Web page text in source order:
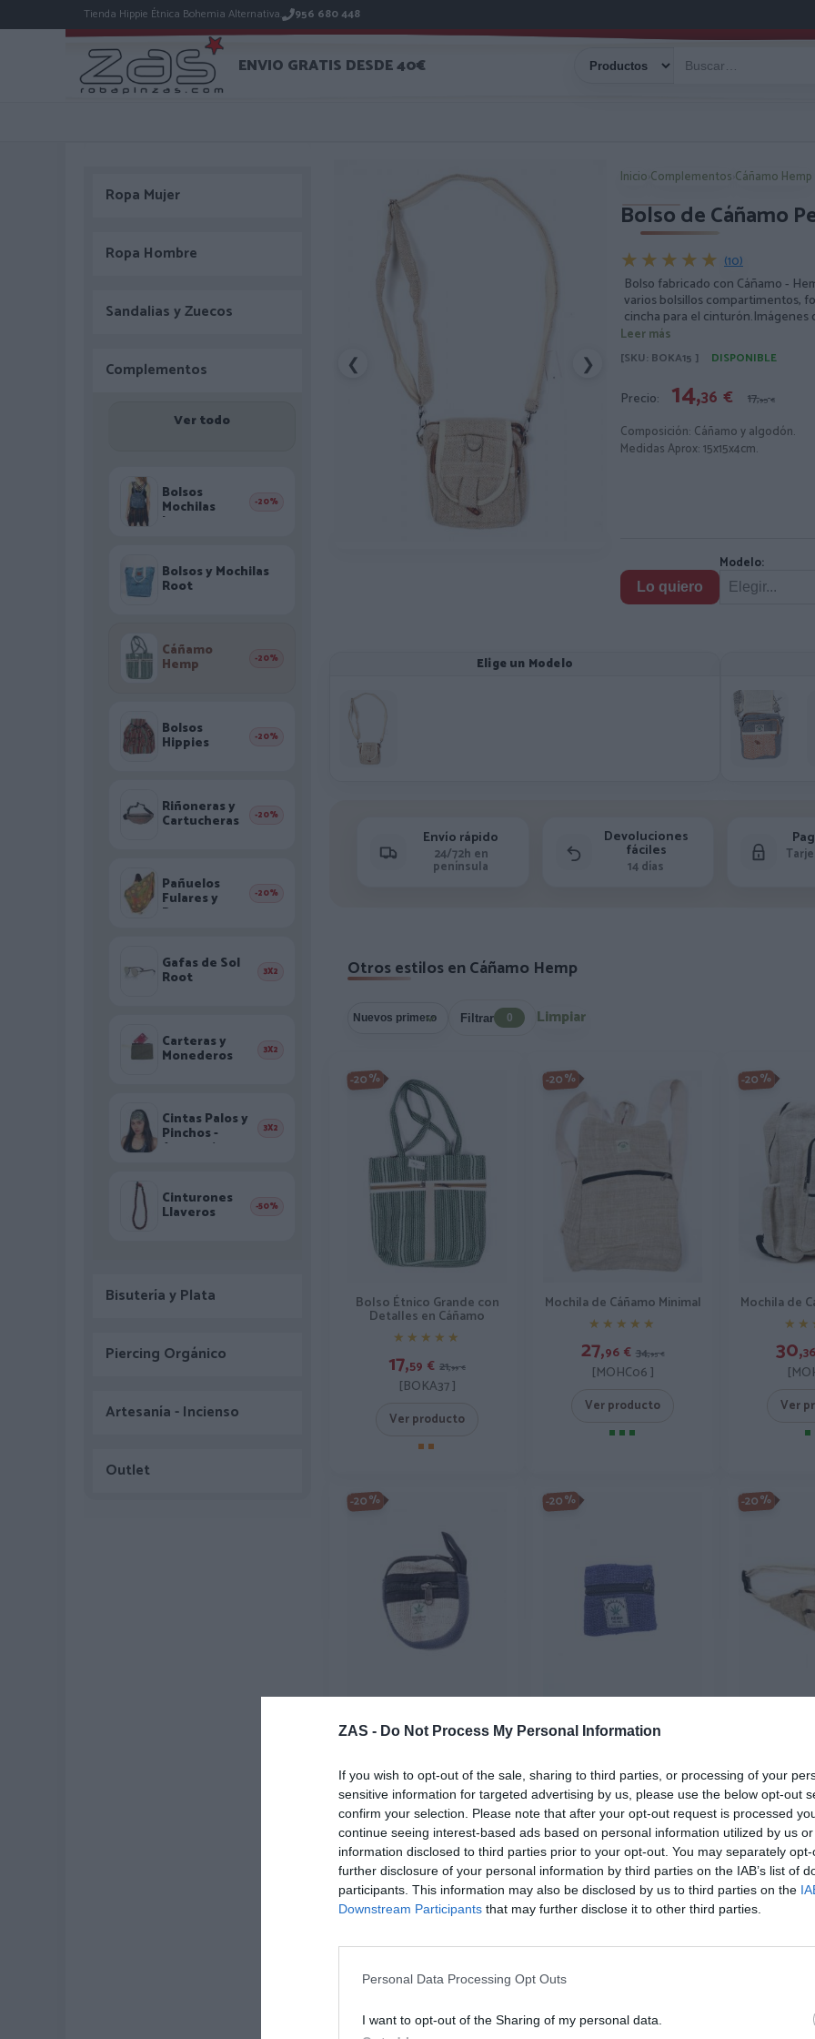
ZAS - Do Not Process My Personal Information
If you wish to opt-out of the sale, sharing to third parties, or processing of your
sensitive information for targeted advertising by us, please use the below opt-out
confirm your selection. Please note that after your opt-out request is processed
continue seeing interest-based ads based on personal information utilized by us
information disclosed to third parties prior to your opt-out. You may separately
further disclosure of your personal information by third parties on the IAB’s list of
participants. This information may also be disclosed by us to third parties on the
Downstream Participants that may further disclose it to other third parties.
Personal Data Processing Opt Outs
I want to opt-out of the Sharing of my personal data.
Tienda Hippie Étnica Bohemia Alternativa. 956 680 448
ENVIO GRATIS DESDE 40€
Ropa Mujer
Ropa Hombre
Sandalias y Zuecos
Complementos
Ver todo
Bolsos
Mochilas
Jeans
-20%
Bolsos y Mochilas
Root
Cáñamo
Hemp -20%
Bolsos
Hippies -20%
Riñoneras y
Cartucheras -20%
Pañuelos
Fulares y
Pareos
-20%
Gafas de Sol
Root 3X2
Carteras y
Monederos 3X2
Cintas Palos y
Pinchos -
Accesorios
3X2
Cinturones
Llaveros -50%
Bisutería y Plata
Piercing Orgánico
Artesanía - Incienso
Outlet
❮ ❯
Inicio Complementos Cáñamo Hemp
Bolso de Cáñamo
★★★★★
★★★★★ (10)
Bolso fabricado con Cáñamo -
varios bolsillos compartimentos,
cincha para el
Leer más
[SKU: BOKA15 ] DISPONIBLE
Precio: 14,36 € 17,95 €
Composición: Cáñamo y algodón.
Medidas Aprox: 15x15x4cm.
Lo quiero
Modelo:
Elige un Modelo
Envío rápido
24/72h en
península
Devoluciones
fáciles
14 días
Otros estilos en Cáñamo Hemp
Filtrar 0 Limpiar
-20%
Bolso Étnico Grande con
Detalles en Cáñamo
★★★★★
★★★★★
17,59 € 21,99 €
[BOKA37 ]
Ver producto
-20%
Mochila de Cáñamo Minimal
★★★★★
★★★★★
27,96 € 34,95 €
[MOHC06 ]
Ver producto
-20%
Mochila de
30,36
Ver
-20%
Monedero de Cáñamo
Hemp redondo
5,20 € 6,50 €
[MOHC05 ]
Ver producto
-20%
Monedero de cáñamo con
Cremallera Lateral
3,16 € 3,95 €
[MOKA16 ]
Ver producto
-20%
15,96
Ver